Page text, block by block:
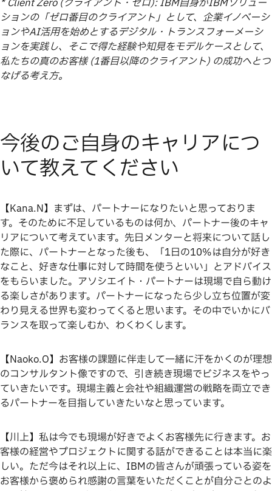
* Client Zero (クライアント・ゼロ): IBM自身がIBMソリュー
ションの「ゼロ番目のクライアント」として、企業イノベーシ
ョンやAI活用を始めとするデジタル・トランスフォーメーシ
ョンを実践し、そこで得た経験や知見をモデルケースとして、
私たちの真のお客様 (1番目以降のクライアント) の成功へとつ
なげる考え方。
今後のご自身のキャリアにつ
いて教えてください
【Kana.N】まずは、パートナーになりたいと思っておりま
す。そのために不足しているものは何か、パートナー後のキャ
リアについて考えています。先日メンターと将来について話し
た際に、パートナーとなった後も、「1日の10%は自分が好き
なこと、好きな仕事に対して時間を使うといい」とアドバイス
をもらいました。アソシエイト・パートナーは現場で自ら動け
る楽しさがあります。パートナーになったら少し立ち位置が変
わり見える世界も変わってくると思います。その中でいかにバ
ランスを取って楽しむか、わくわくします。
【Naoko.O】お客様の課題に伴走して一緒に汗をかくのが理想
のコンサルタント像ですので、引き続き現場でビジネスをやっ
ていきたいです。現場主義と会社や組織運営の戦略を両立でき
るパートナーを目指していきたいなと思っています。
【川上】私は今でも現場が好きでよくお客様先に行きます。お
客様の経営やプロジェクトに関する話ができることは本当に楽
しい。ただ今はそれ以上に、IBMの皆さんが頑張っている姿を
お客様から褒められ感謝の言葉をいただくことが自分ごとのよ